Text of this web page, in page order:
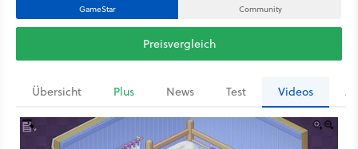
GameStar Community
Preisvergleich
Übersicht Plus News Test Videos